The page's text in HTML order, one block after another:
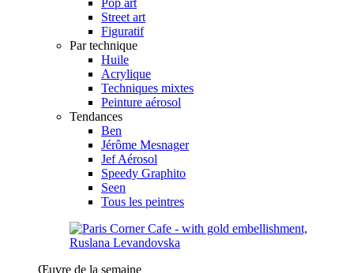
Street art
Figuratif
Par technique
Huile
Acrylique
Techniques mixtes
Peinture aérosol
Tendances
Ben
Jérôme Mesnager
Jef Aérosol
Speedy Graphito
Seen
Tous les peintres
Œuvre de la semaine